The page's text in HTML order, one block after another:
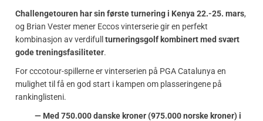
Challengetouren har sin første turnering i Kenya 22.-25. mars,
og Brian Vester mener Eccos vinterserie gir en perfekt
kombinasjon av verdifull turneringsgolf kombinert med svært
gode treningsfasiliteter.
For cccotour-spillerne er vinterserien på PGA Catalunya en
mulighet til få en god start i kampen om plasseringene på
rankinglisteni.
— Med 750.000 danske kroner (975.000 norske kroner) i